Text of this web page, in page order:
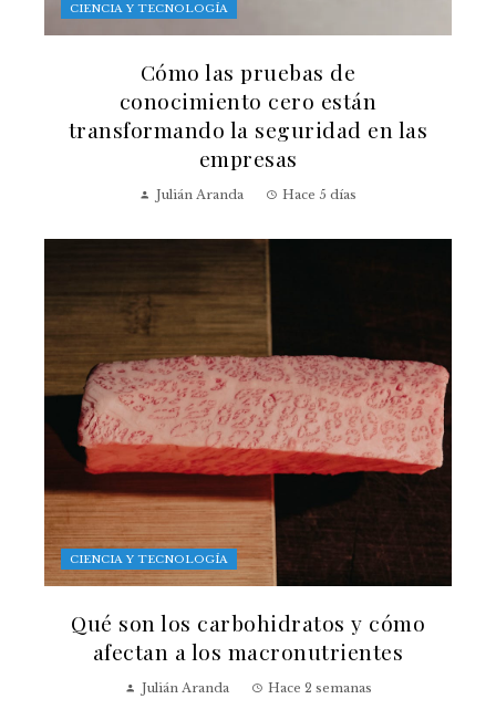
CIENCIA Y TECNOLOGÍA
Cómo las pruebas de
conocimiento cero están
transformando la seguridad en las
empresas
Julián Aranda Hace 5 días
CIENCIA Y TECNOLOGÍA
Qué son los carbohidratos y cómo
afectan a los macronutrientes
Julián Aranda Hace 2 semanas